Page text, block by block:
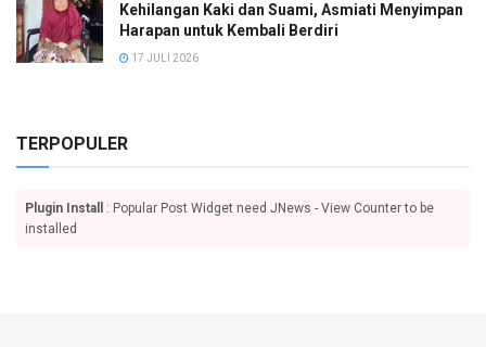
Kehilangan Kaki dan Suami, Asmiati Menyimpan
Harapan untuk Kembali Berdiri
17 JULI 2026
TERPOPULER
Plugin Install
: Popular Post Widget need JNews - View Counter to be
installed